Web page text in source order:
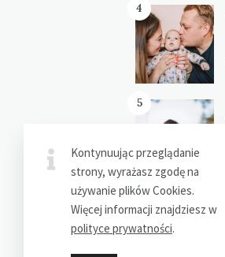
4
5
Kontynuując przeglądanie
strony, wyrażasz zgodę na
używanie plików Cookies.
Więcej informacji znajdziesz w
polityce prywatności.